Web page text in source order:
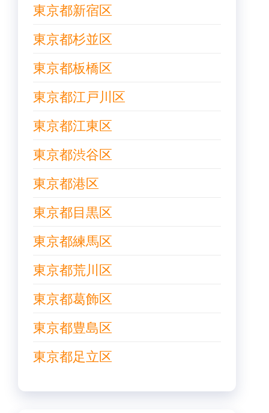
東京都新宿区
東京都杉並区
東京都板橋区
東京都江戸川区
東京都江東区
東京都渋谷区
東京都港区
東京都目黒区
東京都練馬区
東京都荒川区
東京都葛飾区
東京都豊島区
東京都足立区